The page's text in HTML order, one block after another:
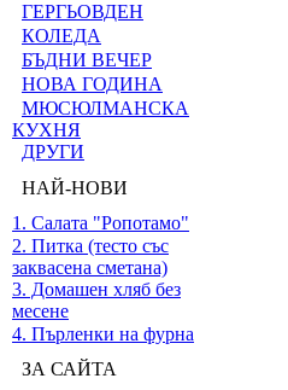
ГЕРГЬОВДЕН
КОЛЕДА
БЪДНИ ВЕЧЕР
НОВА ГОДИНА
МЮСЮЛМАНСКА
КУХНЯ
ДРУГИ
НАЙ-НОВИ
1. Салата "Ропотамо"
2. Питка (тесто със
заквасена сметана)
3. Домашен хляб без
месене
4. Пърленки на фурна
ЗА САЙТА